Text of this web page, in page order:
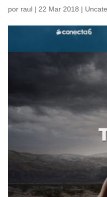
por raul | 22 Mar 2018 |